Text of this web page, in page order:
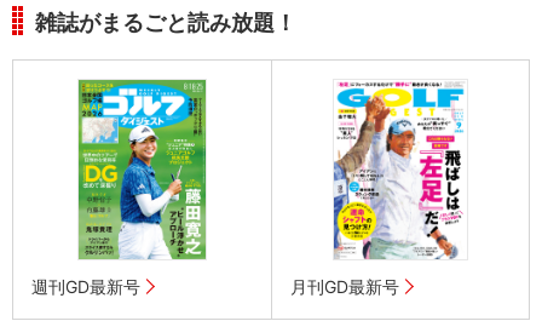
雑誌がまるごと読み放題！
週刊GD最新号 月刊GD最新号